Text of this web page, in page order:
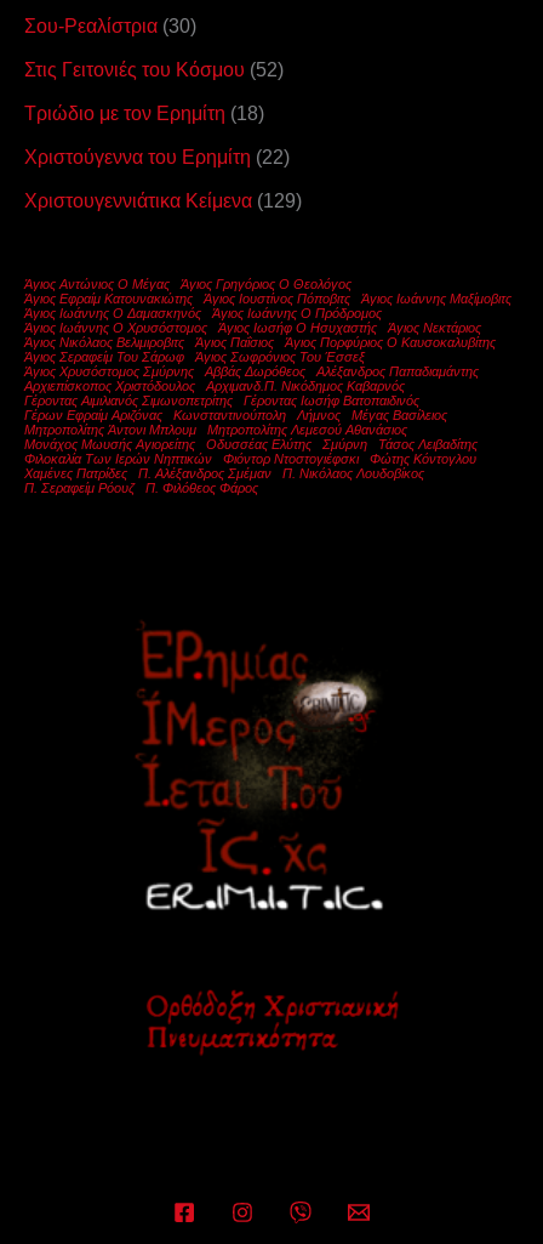
Σου-Ρεαλίστρια (30)
Στις Γειτονιές του Κόσμου (52)
Τριώδιο με τον Ερημίτη (18)
Χριστούγεννα του Ερημίτη (22)
Χριστουγεννιάτικα Κείμενα (129)
Άγιος Αντώνιος Ο Μέγας
Άγιος Γρηγόριος Ο Θεολόγος
Άγιος Εφραίμ Κατουνακιώτης
Άγιος Ιουστίνος Πόποβιτς
Άγιος Ιωάννης Μαξίμοβιτς
Άγιος Ιωάννης Ο Δαμασκηνός
Άγιος Ιωάννης Ο Πρόδρομος
Άγιος Ιωάννης Ο Χρυσόστομος
Άγιος Ιωσήφ Ο Ησυχαστής
Άγιος Νεκτάριος
Άγιος Νικόλαος Βελιμιροβιτς
Άγιος Παΐσιος
Άγιος Πορφύριος Ο Καυσοκαλυβίτης
Άγιος Σεραφείμ Του Σάρωφ
Άγιος Σωφρόνιος Του Έσσεξ
Άγιος Χρυσόστομος Σμύρνης
Αββάς Δωρόθεος
Αλέξανδρος Παπαδιαμάντης
Αρχιεπίσκοπος Χριστόδουλος
Αρχιμανδ.π. Νικόδημος Καβαρνός
Γέροντας Αιμιλιανός Σιμωνοπετρίτης
Γέροντας Ιωσήφ Βατοπαιδινός
Γέρων Εφραίμ Αριζόνας
Κωνσταντινούπολη Λήμνος
Μέγας Βασίλειος
Μητροπολίτης Άντονι Μπλουμ
Μητροπολίτης Λεμεσού Αθανάσιος
Μονάχος Μωυσής Αγιορείτης
Οδυσσέας Ελύτης Σμύρνη
Τάσος Λειβαδίτης
Φιλοκαλία Των Ιερών Νηπτικών
Φιόντορ Ντοστογιέφσκι
Φώτης Κόντογλου
Χαμένες Πατρίδες
Π. Αλέξανδρος Σμέμαν
Π. Νικόλαος Λουδοβίκος
Π. Σεραφείμ Ρόουζ
Π. Φιλόθεος Φάρος